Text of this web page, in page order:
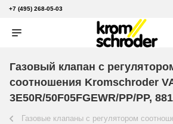
+7 (495) 268-05-03
Газовый клапан с
соотношения Kromschroder
3E50R/50F05FGEWR/PP/PP,
Газовые клапаны с регулятором